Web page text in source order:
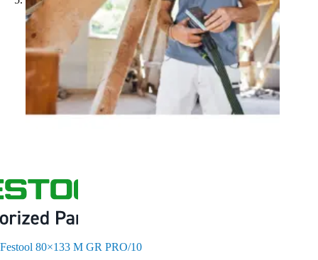
Festool 80×133 M GR PRO/10